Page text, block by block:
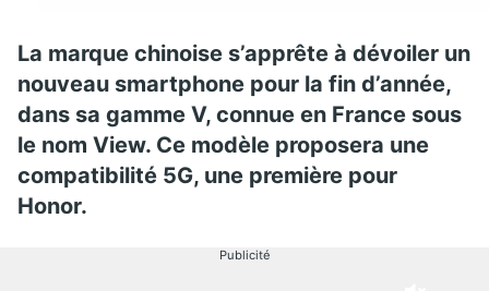
La marque chinoise s’apprête à dévoiler un
nouveau smartphone pour la fin d’année,
dans sa gamme V, connue en France sous
le nom View. Ce modèle proposera une
compatibilité 5G, une première pour
Honor.
Publicité